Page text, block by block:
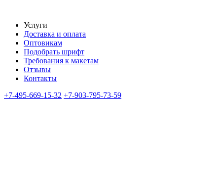
Услуги
Доставка и оплата
Оптовикам
Подобрать шрифт
Требования к макетам
Отзывы
Контакты
+7-495-669-15-32 +7-903-795-73-59